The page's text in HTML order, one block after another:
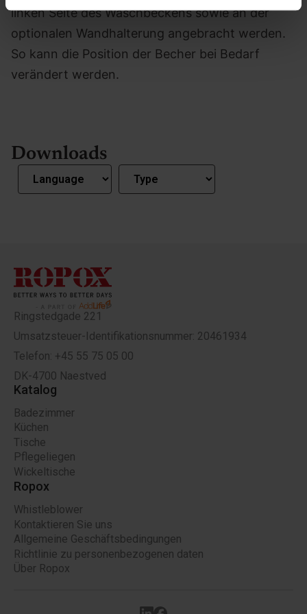
de har indsamlet fra din brug af deres tjenester.
linken Seite des Waschbeckens sowie an der
optionalen Wandhalterung angebracht werden.
So kann die Position der Becher bei Bedarf
verändert werden.
Downloads
Ringstedgade 221
Umsatzsteuer-Identifikationsnummer: 20461934
Telefon: +45 55 75 05 00
DK-4700 Naestved
Katalog
Badezimmer
Küchen
Tische
Pflegeliegen
Wickeltische
Ropox
Whistleblower
Kontaktieren Sie uns
Allgemeine Geschäftsbedingungen
Richtlinie zu personenbezogenen daten
Über Ropox